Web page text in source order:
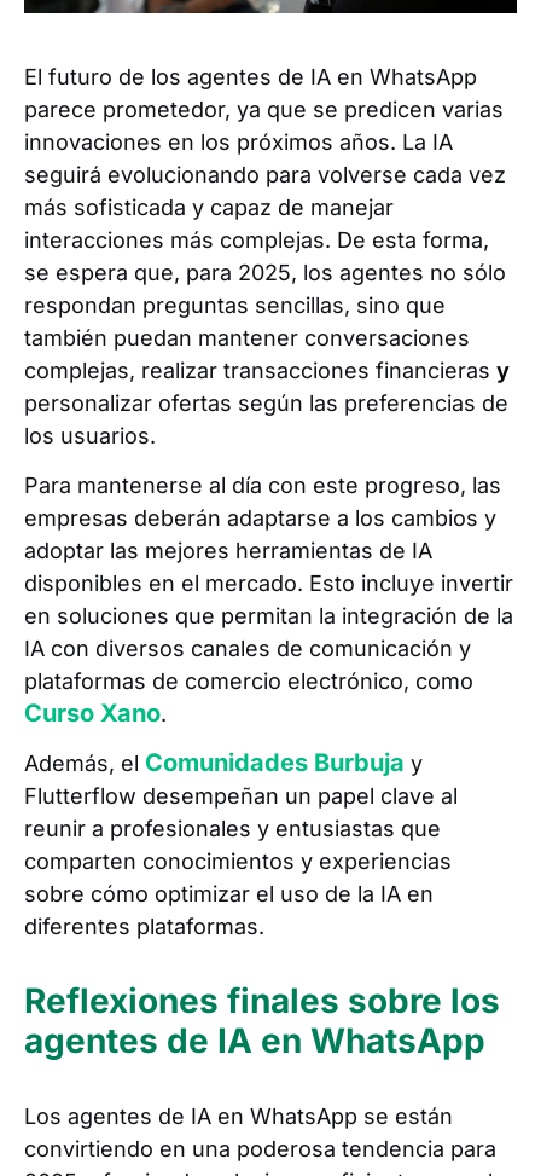
El futuro de los agentes de IA en WhatsApp
parece prometedor, ya que se predicen varias
innovaciones en los próximos años. La IA
seguirá evolucionando para volverse cada vez
más sofisticada y capaz de manejar
interacciones más complejas. De esta forma,
se espera que, para 2025, los agentes no sólo
respondan preguntas sencillas, sino que
también puedan mantener conversaciones
complejas, realizar transacciones financieras y
personalizar ofertas según las preferencias de
los usuarios.
Para mantenerse al día con este progreso, las
empresas deberán adaptarse a los cambios y
adoptar las mejores herramientas de IA
disponibles en el mercado. Esto incluye invertir
en soluciones que permitan la integración de la
IA con diversos canales de comunicación y
plataformas de comercio electrónico, como
Curso Xano.
Además, el Comunidades Burbuja y
Flutterflow desempeñan un papel clave al
reunir a profesionales y entusiastas que
comparten conocimientos y experiencias
sobre cómo optimizar el uso de la IA en
diferentes plataformas.
Reflexiones finales sobre los
agentes de IA en WhatsApp
Los agentes de IA en WhatsApp se están
convirtiendo en una poderosa tendencia para